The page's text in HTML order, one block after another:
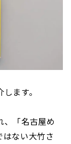
ます。
、「名古屋め
ない大竹さ